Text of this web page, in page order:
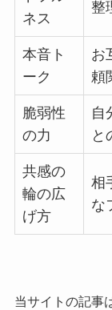
ネス
整
本音ト
ーク
お
頼
脆弱性
の力
自
と
共感の
輪の広
げ方
相
な
当サイトの記事